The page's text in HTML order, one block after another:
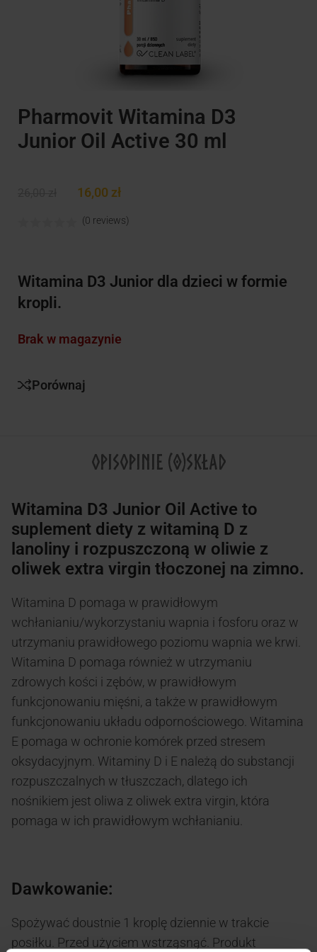
Pharmovit Witamina D3
Junior Oil Active 30 ml
16,00 zł
(0 reviews)
Witamina D3 Junior dla dzieci w formie
kropli.
Brak w magazynie
Porównaj
OPISOPINIE (0)SKŁAD
Witamina D3 Junior Oil Active to
suplement diety z witaminą D z
lanoliny i rozpuszczoną w oliwie z
oliwek extra virgin tłoczonej na zimno.
Witamina D pomaga w prawidłowym
wchłanianiu/wykorzystaniu wapnia i fosforu oraz w
utrzymaniu prawidłowego poziomu wapnia we krwi.
Witamina D pomaga również w utrzymaniu
zdrowych kości i zębów, w prawidłowym
funkcjonowaniu mięśni, a także w prawidłowym
funkcjonowaniu układu odpornościowego. Witamina
E pomaga w ochronie komórek przed stresem
oksydacyjnym. Witaminy D i E należą do substancji
rozpuszczalnych w tłuszczach, dlatego ich
nośnikiem jest oliwa z oliwek extra virgin, która
pomaga w ich prawidłowym wchłanianiu.
Dawkowanie:
Spożywać doustnie 1 kroplę dziennie w trakcie
posiłku. Przed użyciem wstrząsnąć. Produkt